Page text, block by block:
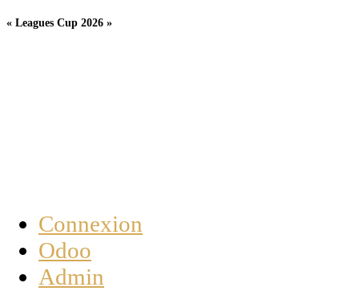
« Leagues Cup 2026 »
Connexion
Odoo
Admin